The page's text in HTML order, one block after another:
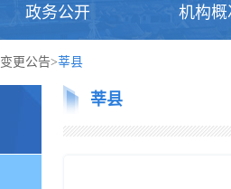
政务公开 机构概
变更公告>莘县
莘县